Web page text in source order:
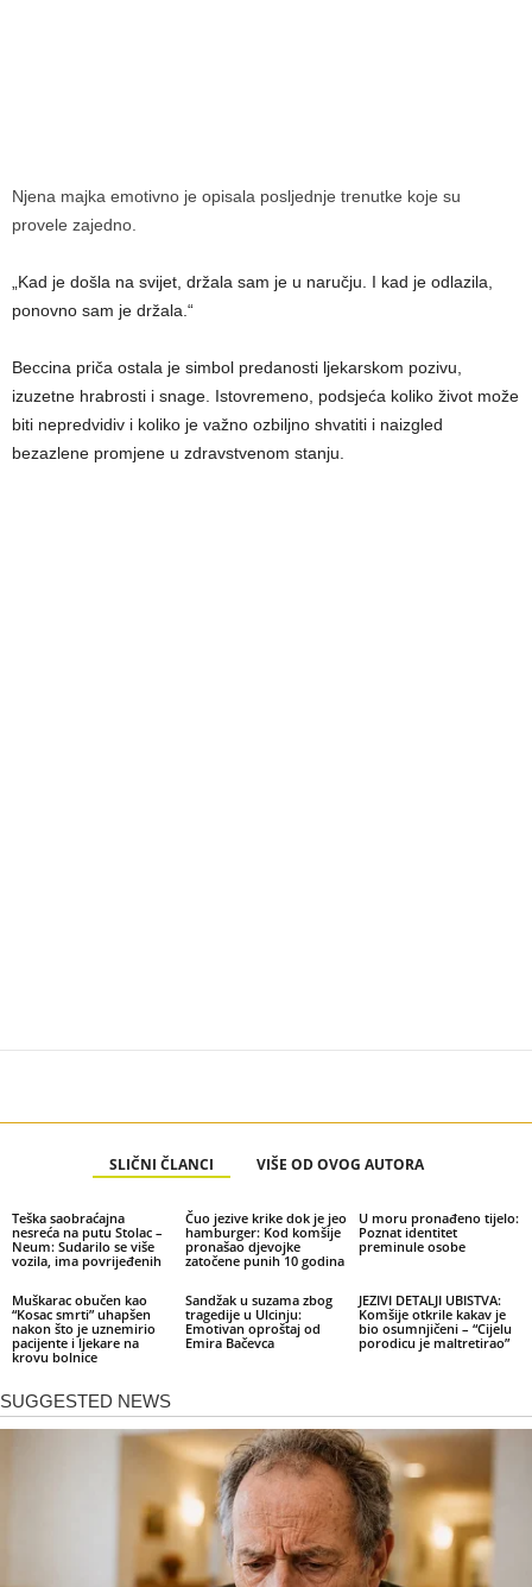
Njena majka emotivno je opisala posljednje trenutke koje su
provele zajedno.
„Kad je došla na svijet, držala sam je u naručju. I kad je odlazila,
ponovno sam je držala.“
Beccina priča ostala je simbol predanosti ljekarskom pozivu,
izuzetne hrabrosti i snage. Istovremeno, podsjeća koliko život može
biti nepredvidiv i koliko je važno ozbiljno shvatiti i naizgled
bezazlene promjene u zdravstvenom stanju.
SLIČNI ČLANCI VIŠE OD OVOG AUTORA
Teška saobraćajna
nesreća na putu Stolac –
Neum: Sudarilo se više
vozila, ima povrijeđenih
Čuo jezive krike dok je jeo
hamburger: Kod komšije
pronašao djevojke
zatočene punih 10 godina
U moru pronađeno tijelo:
Poznat identitet
preminule osobe
Muškarac obučen kao
“Kosac smrti” uhapšen
nakon što je uznemirio
pacijente i ljekare na
krovu bolnice
Sandžak u suzama zbog
tragedije u Ulcinju:
Emotivan oproštaj od
Emira Bačevca
JEZIVI DETALJI UBISTVA:
Komšije otkrile kakav je
bio osumnjičeni – “Cijelu
porodicu je maltretirao”